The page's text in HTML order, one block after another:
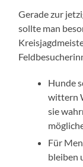
Gerade zur
sollte man
Hunde
wittern
sie
Für
bleiben